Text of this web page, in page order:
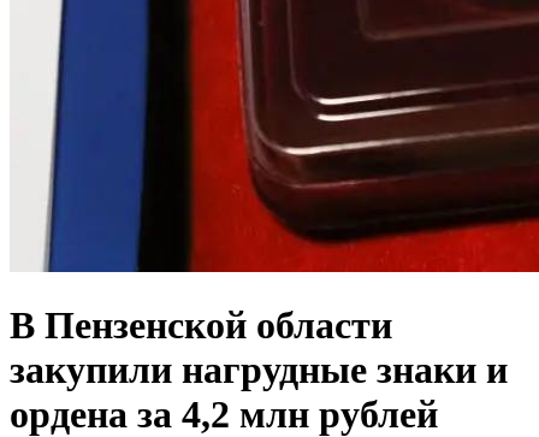
В Пензенской области
закупили нагрудные знаки и
ордена за 4,2 млн рублей